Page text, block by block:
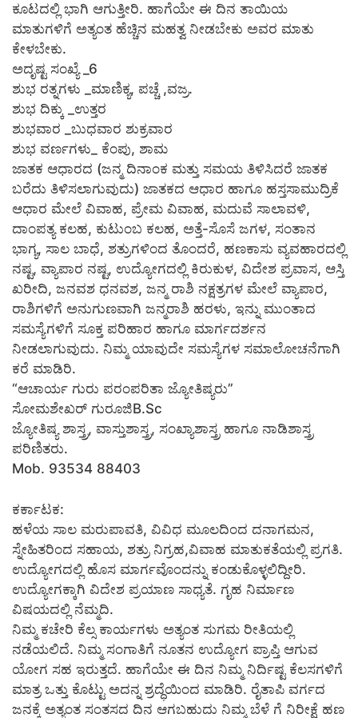
ಕೂಟದಲ್ಲಿ ಭಾಗಿ ಆಗುತ್ತೀರಿ. ಹಾಗೆಯೇ ಈ ದಿನ ತಾಯಿಯ
ಮಾತುಗಳಿಗೆ ಅತ್ಯಂತ ಹೆಚ್ಚಿನ ಮಹತ್ವ ನೀಡಬೇಕು ಅವರ ಮಾತು
ಕೇಳಬೇಕು.
ಅದೃಷ್ಟ ಸಂಖ್ಯೆ _6
ಶುಭ ರತ್ನಗಳು _ಮಾಣಿಕ್ಯ, ಪಚ್ಚೆ ,ವಜ್ರ.
ಶುಭ ದಿಕ್ಕು _ಉತ್ತರ
ಶುಭವಾರ _ಬುಧವಾರ ಶುಕ್ರವಾರ
ಶುಭ ವರ್ಣಗಳು_ ಕೆಂಪು, ಶಾಮ
ಜಾತಕ ಆಧಾರದ (ಜನ್ಮ ದಿನಾಂಕ ಮತ್ತು ಸಮಯ ತಿಳಿಸಿದರೆ ಜಾತಕ
ಬರೆದು ತಿಳಿಸಲಾಗುವುದು) ಜಾತಕದ ಆಧಾರ ಹಾಗೂ ಹಸ್ತಸಾಮುದ್ರಿಕೆ
ಆಧಾರ ಮೇಲೆ ವಿವಾಹ, ಪ್ರೇಮ ವಿವಾಹ, ಮದುವೆ ಸಾಲಾವಳಿ,
ದಾಂಪತ್ಯ ಕಲಹ, ಕುಟುಂಬ ಕಲಹ, ಅತ್ತೆ-ಸೊಸೆ ಜಗಳ, ಸಂತಾನ
ಭಾಗ್ಯ, ಸಾಲ ಬಾಧೆ, ಶತ್ರುಗಳಿಂದ ತೊಂದರೆ, ಹಣಕಾಸು ವ್ಯವಹಾರದಲ್ಲಿ
ನಷ್ಟ, ವ್ಯಾಪಾರ ನಷ್ಟ, ಉದ್ಯೋಗದಲ್ಲಿ ಕಿರುಕುಳ, ವಿದೇಶ ಪ್ರವಾಸ, ಆಸ್ತಿ
ಖರೀದಿ, ಜನವಶ ಧನವಶ, ಜನ್ಮ ರಾಶಿ ನಕ್ಷತ್ರಗಳ ಮೇಲೆ ವ್ಯಾಪಾರ,
ರಾಶಿಗಳಿಗೆ ಅನುಗುಣವಾಗಿ ಜನ್ಮರಾಶಿ ಹರಳು, ಇನ್ನು ಮುಂತಾದ
ಸಮಸ್ಯೆಗಳಿಗೆ ಸೂಕ್ತ ಪರಿಹಾರ ಹಾಗೂ ಮಾರ್ಗದರ್ಶನ
ನೀಡಲಾಗುವುದು. ನಿಮ್ಮ ಯಾವುದೇ ಸಮಸ್ಯೆಗಳ ಸಮಾಲೋಚನೆಗಾಗಿ
ಕರೆ ಮಾಡಿರಿ.
“ಆಚಾರ್ಯ ಗುರು ಪರಂಪರಿತಾ ಜ್ಯೋತಿಷ್ಯರು”
ಸೋಮಶೇಖರ್ ಗುರೂಜಿB.Sc
ಜ್ಯೋತಿಷ್ಯ ಶಾಸ್ತ್ರ, ವಾಸ್ತುಶಾಸ್ತ್ರ, ಸಂಖ್ಯಾಶಾಸ್ತ್ರ ಹಾಗೂ ನಾಡಿಶಾಸ್ತ್ರ
ಪರಿಣಿತರು.
Mob. 93534 88403
ಕರ್ಕಾಟಕ:
ಹಳೆಯ ಸಾಲ ಮರುಪಾವತಿ, ವಿವಿಧ ಮೂಲದಿಂದ ದನಾಗಮನ,
ಸ್ನೇಹಿತರಿಂದ ಸಹಾಯ, ಶತ್ರು ನಿಗ್ರಹ,ವಿವಾಹ ಮಾತುಕತೆಯಲ್ಲಿ ಪ್ರಗತಿ.
ಉದ್ಯೋಗದಲ್ಲಿ ಹೊಸ ಮಾರ್ಗವೊಂದನ್ನು ಕಂಡುಕೊಳ್ಳಲಿದ್ದೀರಿ.
ಉದ್ಯೋಗಕ್ಕಾಗಿ ವಿದೇಶ ಪ್ರಯಾಣ ಸಾಧ್ಯತೆ. ಗೃಹ ನಿರ್ಮಾಣ
ವಿಷಯದಲ್ಲಿ ನೆಮ್ಮದಿ.
ನಿಮ್ಮ ಕಚೇರಿ ಕೆಲ್ಸ ಕಾರ್ಯಗಳು ಅತ್ಯಂತ ಸುಗಮ ರೀತಿಯಲ್ಲಿ
ನಡೆಯಲಿದೆ. ನಿಮ್ಮ ಸಂಗಾತಿಗೆ ನೂತನ ಉದ್ಯೋಗ ಪ್ರಾಪ್ತಿ ಆಗುವ
ಯೋಗ ಸಹ ಇರುತ್ತದೆ. ಹಾಗೆಯೇ ಈ ದಿನ ನಿಮ್ಮ ನಿರ್ದಿಷ್ಟ ಕೆಲಸಗಳಿಗೆ
ಮಾತ್ರ ಒತ್ತು ಕೊಟ್ಟು ಅದನ್ನ ಶ್ರದ್ಧೆಯಿಂದ ಮಾಡಿರಿ. ರೈತಾಪಿ ವರ್ಗದ
ಜನಕ್ಕೆ ಅತ್ಯಂತ ಸಂತಸದ ದಿನ ಆಗಬಹುದು ನಿಮ್ಮ ಬೆಳೆ ಗೆ ನಿರೀಕ್ಷೆ ಹಣ